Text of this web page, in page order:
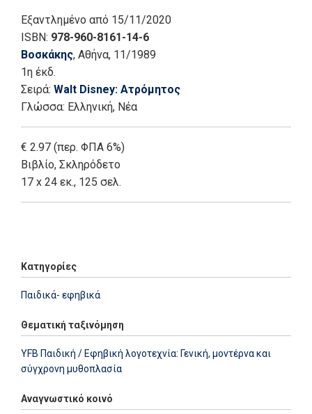
Εξαντλημένο από 15/11/2020
ISBN: 978-960-8161-14-6
Βοσκάκης, Αθήνα, 11/1989
1η έκδ.
Σειρά: Walt Disney: Ατρόμητος
Γλώσσα: Ελληνική, Νέα
€ 2.97 (περ. ΦΠΑ 6%)
Βιβλίο, Σκληρόδετο
17 x 24 εκ., 125 σελ.
Κατηγορίες
Παιδικά- εφηβικά
Θεματική ταξινόμηση
YFB Παιδική / Εφηβική λογοτεχνία: Γενική, μοντέρνα και
σύγχρονη μυθοπλασία
Αναγνωστικό κοινό